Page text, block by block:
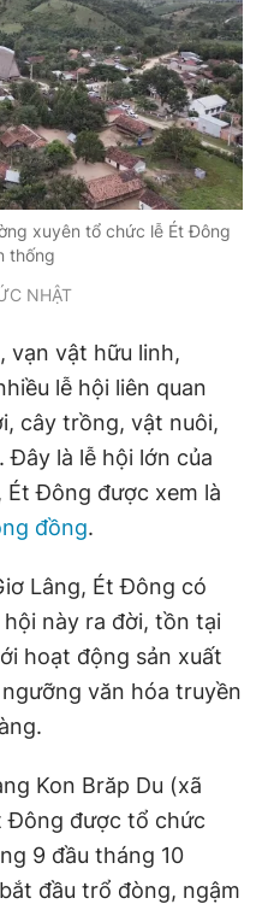
0908 780 404
Tòa soạn Chính sách bảo
Thành
BTTTT cấp ngày 24.3.2020
có sự chấp thuận bằng văn
xuyên tổ chức lễ Ét Đông
thống
NHẬT
vạn vật hữu linh,
lễ hội liên quan
cây trồng, vật nuôi,
là lễ hội lớn của
Ét Đông được xem là
đồng.
Lâng, Ét Đông có
này ra đời, tồn tại
hoạt động sản xuất
văn hóa truyền
Kon Brăp Du (xã
Đông được tổ chức
9 đầu tháng 10
đầu trổ đòng, ngậm